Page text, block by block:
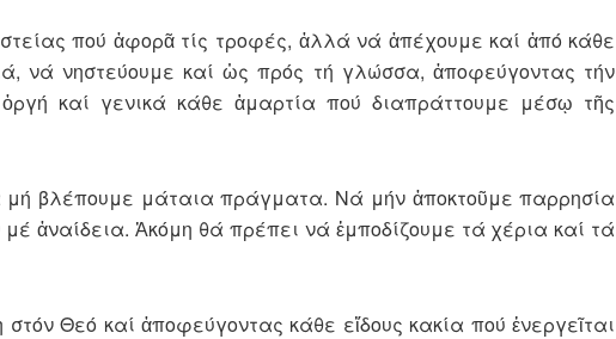
πού ἀφορᾶ τίς τροφές, ἀλλά νά ἀπέχουμε καί ἀπό κάθε
νά νηστεύουμε καί ὡς πρός τή γλώσσα, ἀποφεύγοντας τήν
καί γενικά κάθε ἁμαρτία πού διαπράττουμε μέσῳ τῆς
βλέπουμε μάταια πράγματα. Νά μήν ἀποκτοῦμε παρρησία
ἀναίδεια. Ἀκόμη θά πρέπει νά ἐμποδίζουμε τά χέρια καί τά
Θεό καί ἀποφεύγοντας κάθε εἴδους κακία πού ἐνεργεῖται